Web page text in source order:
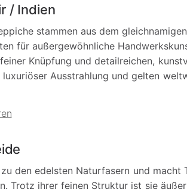
/ Indien
stammen aus dem
für außergewöhnliche
Knüpfung und detailreichen,
luxuriöser Ausstrahlung und gelten
den edelsten Naturfasern und macht
Trotz ihrer feinen Struktur ist sie